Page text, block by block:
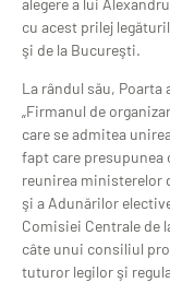
alegere a lui
cu acest prilej
şi de la Bucureşti.
La rândul său, Poarta
„Firmanul de
care se admitea
fapt care presupunea
reunirea ministerelor
şi a Adunărilor
Comisiei Centrale de
câte unui consiliul
tuturor legilor şi